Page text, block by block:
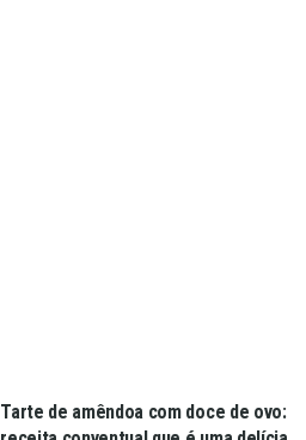
Tarte de amêndoa com doce de ovo: